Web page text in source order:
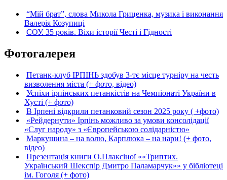
“Мій брат”, слова Микола Гриценка, музика і виконання
Валерія Козупиці
СОУ. 35 років. Віхи історії Честі і Гідності
Фотогалерея
Петанк-клуб ІРПІНЬ здобув 3-тє місце турніру на честь
визволення міста (+ фото, відео)
Успіхи ірпінських петанкістів на Чемпіонаті України в
Хусті (+ фото)
В Ірпені відкрили петанковий сезон 2025 року ( +фото)
«Рейдернути» Ірпінь можливо за умови консолідації
«Слуг народу» з «Європейською солідарністю»
Маркушина – на волю, Карплюка – на нари! (+ фото,
відео)
Презентація книги О.Плаксіної ««Триптих.
Український Шекспір Дмитро Паламарчук»» у бібліотеці
ім. Гоголя (+ фото)